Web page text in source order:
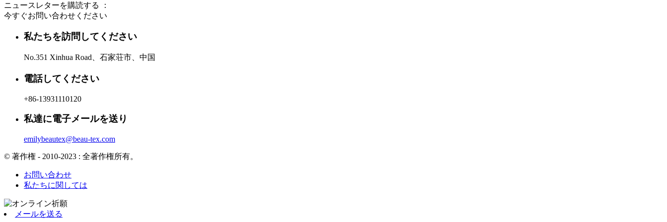
ニュースレターを購読する ：
今すぐお問い合わせください
私たちを訪問してください
No.351 Xinhua Road、石家荘市、中国
電話してください
+86-13931110120
私達に電子メールを送り
emilybeautex@beau-tex.com
© 著作権 - 2010-2023 : 全著作権所有。
お問い合わせ
私たちに関しては
メールを送る